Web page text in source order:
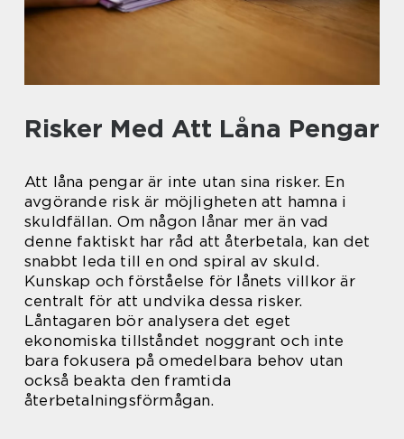
Risker Med Att Låna Pengar
Att låna pengar är inte utan sina risker. En
avgörande risk är möjligheten att hamna i
skuldfällan. Om någon lånar mer än vad
denne faktiskt har råd att återbetala, kan det
snabbt leda till en ond spiral av skuld.
Kunskap och förståelse för lånets villkor är
centralt för att undvika dessa risker.
Låntagaren bör analysera det eget
ekonomiska tillståndet noggrant och inte
bara fokusera på omedelbara behov utan
också beakta den framtida
återbetalningsförmågan.